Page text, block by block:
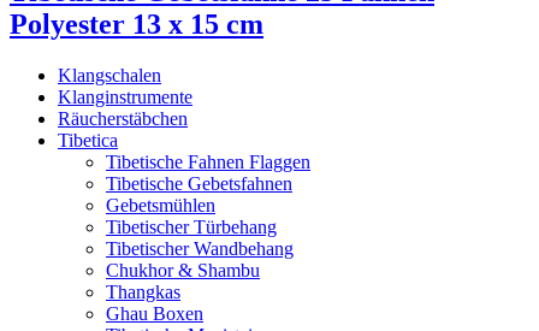
Polyester 13 x 15 cm
Klangschalen
Klanginstrumente
Räucherstäbchen
Tibetica
Tibetische Fahnen Flaggen
Tibetische Gebetsfahnen
Gebetsmühlen
Tibetischer Türbehang
Tibetischer Wandbehang
Chukhor & Shambu
Thangkas
Ghau Boxen